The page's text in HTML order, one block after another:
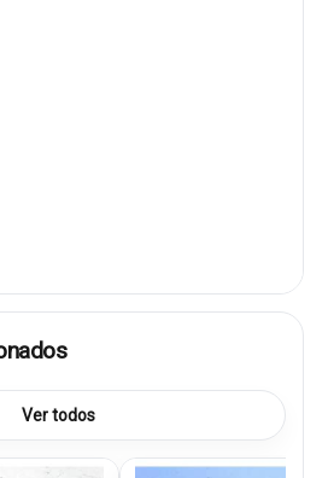
Ver todos